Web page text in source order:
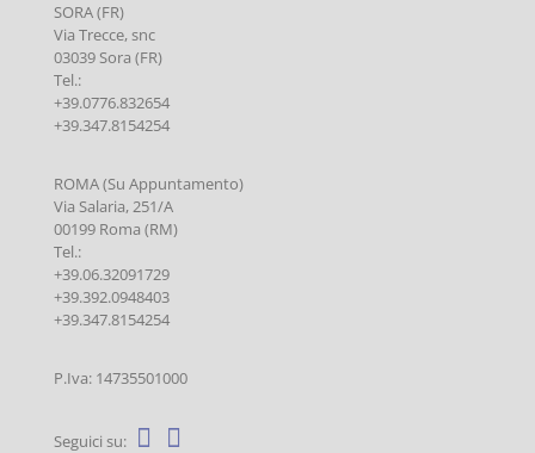
SORA (FR)
Via Trecce, snc
03039 Sora (FR)
Tel.:
+39.0776.832654
+39.347.8154254
ROMA (Su Appuntamento)
Via Salaria, 251/A
00199 Roma (RM)
Tel.:
+39.06.32091729
+39.392.0948403
+39.347.8154254
P.Iva: 14735501000
Seguici su: